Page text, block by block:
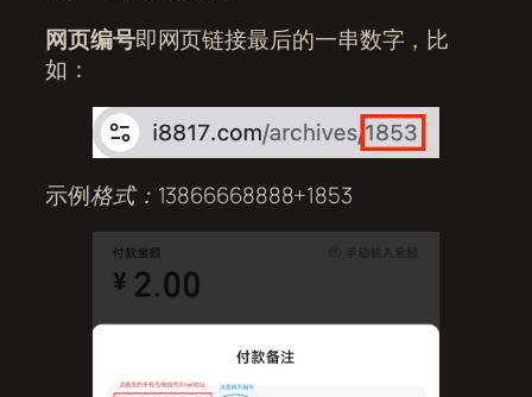
网页编号即网页链接最后的一串数字，比
如：
示例格式：13866668888+1853